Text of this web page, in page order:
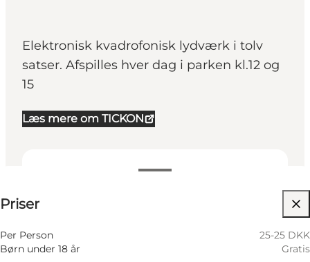
Elektronisk kvadrofonisk lydværk i tolv
satser. Afspilles hver dag i parken kl.12 og
15
Læs mere om TICKON
Priser
Per Person
25-25 DKK
Børn under 18 år
Gratis